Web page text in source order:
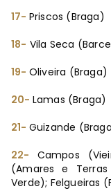
17- Priscos (Braga)
18- Vila Seca
19- Oliveira (Braga)
20- Lamas (Braga)
21- Guizande
22- Campos
(Amares e
Verde); Felgueiras